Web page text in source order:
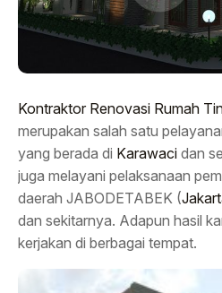
Kontraktor Renovasi Rumah
merupakan salah satu
yang berada di Karawaci dan
juga melayani pelaksanaan
daerah JABODETABEK (
dan sekitarnya. Adapun hasil
kerjakan di berbagai tempat.